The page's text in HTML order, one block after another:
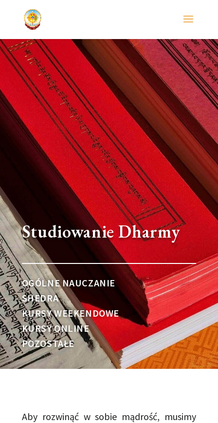
Studiowanie Dharmy
OGÓLNE NAUCZANIE
SHEDRA
KURSY WEEKENDOWE
KURSY ONLINE
POZOSTAŁE
Aby rozwinąć w sobie mądrość, musimy